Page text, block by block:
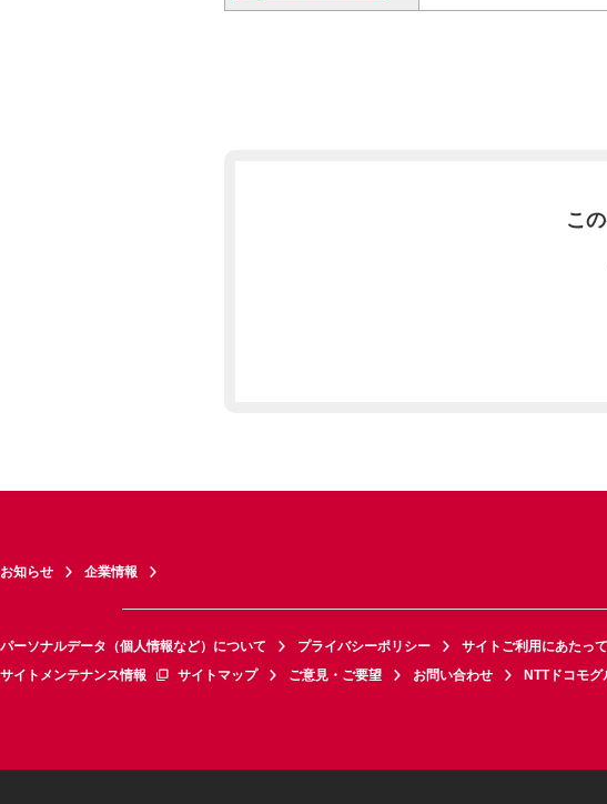
こ
お知らせ 企業情報
パーソナルデータ（個人情報など）について プライバシーポリシー サイトご利用にあたって
サイトメンテナンス情報
サイトマップ ご意見・ご要望 お問い合わせ NTTドコモグ